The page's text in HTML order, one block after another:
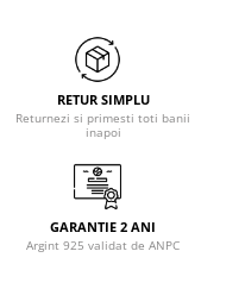
RETUR SIMPLU
Returnezi si primesti toti banii
inapoi
GARANTIE 2 ANI
Argint 925 validat de ANPC